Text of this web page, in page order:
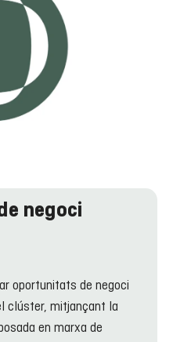
negoci
oportunitats de negoci
clúster, mitjançant la
en marxa de